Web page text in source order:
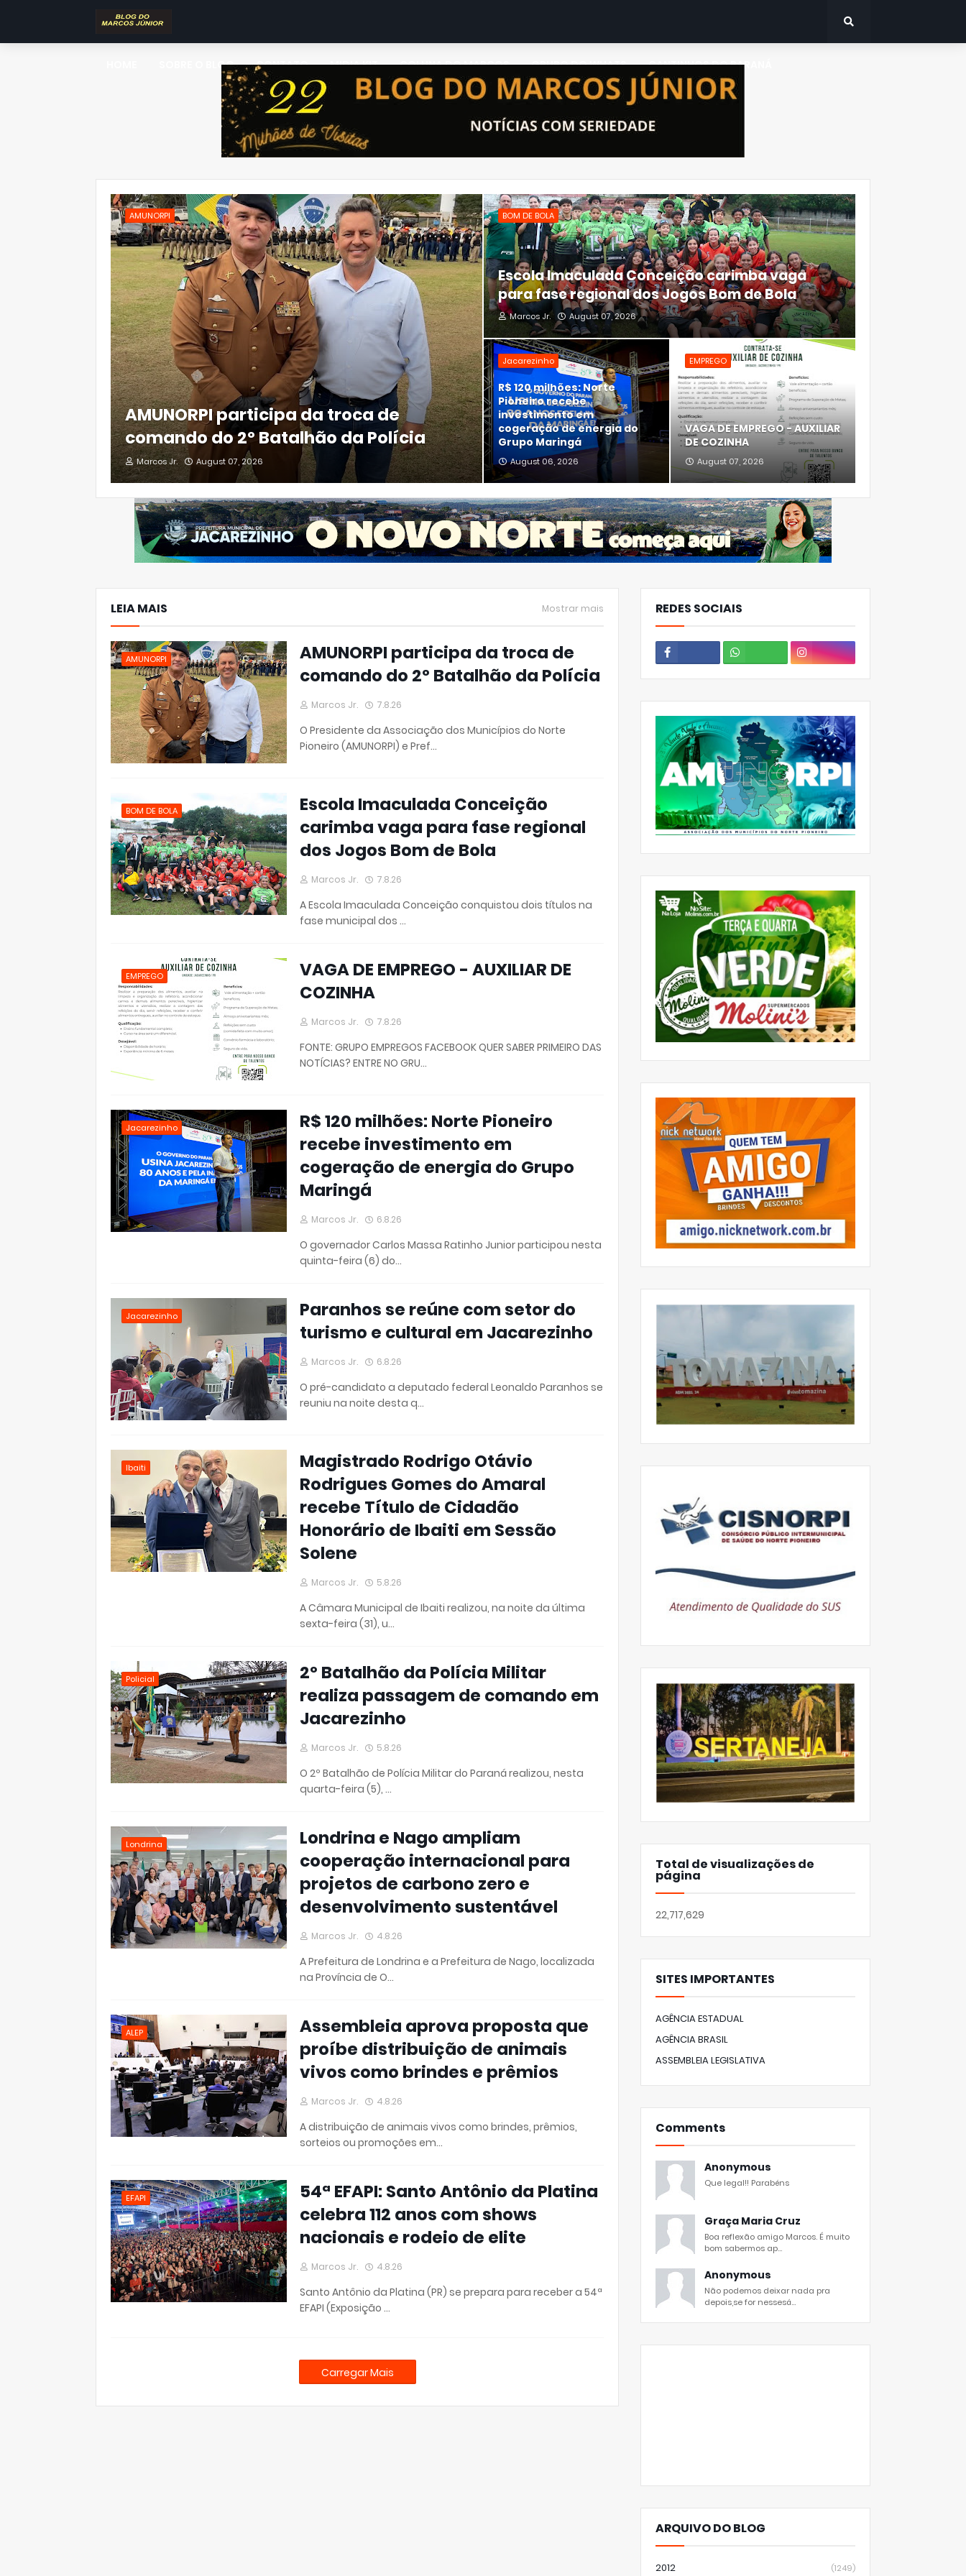
SOBRE O BLOG CONTATO MIDIA KIT COLUNA DO MARCOS GRUPO DO WHATS CANTINHOS DO PARANÁ
AMUNORPI
AMUNORPI participa da troca de
comando do 2º Batalhão da Polícia
Marcos Jr. August 07, 2026
BOM DE BOLA
Escola Imaculada Conceição carimba vaga
para fase regional dos Jogos Bom de Bola
Marcos Jr. August 07, 2026
EMPREGO
VAGA DE EMPREGO - AUXILIAR
DE COZINHA
August 07, 2026
Jacarezinho
R$ 120 milhões: Norte
Pioneiro recebe
investimento em
cogeração de energia do
Grupo Maringá
August 06, 2026
LEIA MAIS Mostrar mais
AMUNORPI
AMUNORPI participa da troca de
comando do 2º Batalhão da Polícia
Marcos Jr. 7.8.26
O Presidente da Associação dos Municípios do Norte
Pioneiro (AMUNORPI) e Pref…
BOM DE BOLA
Escola Imaculada Conceição
carimba vaga para fase regional
dos Jogos Bom de Bola
Marcos Jr. 7.8.26
A Escola Imaculada Conceição conquistou dois títulos na
fase municipal dos …
EMPREGO
VAGA DE EMPREGO - AUXILIAR DE
COZINHA
Marcos Jr. 7.8.26
FONTE: GRUPO EMPREGOS FACEBOOK QUER SABER PRIMEIRO DAS
NOTÍCIAS? ENTRE NO GRU…
Jacarezinho
R$ 120 milhões: Norte Pioneiro
recebe investimento em
cogeração de energia do Grupo
Maringá
Marcos Jr. 6.8.26
O governador Carlos Massa Ratinho Junior participou nesta
quinta-feira (6) do…
Jacarezinho
Paranhos se reúne com setor do
turismo e cultural em Jacarezinho
Marcos Jr. 6.8.26
O pré-candidato a deputado federal Leonaldo Paranhos se
reuniu na noite desta q…
Ibaiti
Magistrado Rodrigo Otávio
Rodrigues Gomes do Amaral
recebe Título de Cidadão
Honorário de Ibaiti em Sessão
Solene
Marcos Jr. 5.8.26
A Câmara Municipal de Ibaiti realizou, na noite da última
sexta-feira (31), u…
Policial
2º Batalhão da Polícia Militar
realiza passagem de comando em
Jacarezinho
Marcos Jr. 5.8.26
O 2º Batalhão de Polícia Militar do Paraná realizou, nesta
quarta-feira (5), …
Londrina
Londrina e Nago ampliam
cooperação internacional para
projetos de carbono zero e
desenvolvimento sustentável
Marcos Jr. 4.8.26
A Prefeitura de Londrina e a Prefeitura de Nago, localizada
na Província de O…
ALEP
Assembleia aprova proposta que
proíbe distribuição de animais
vivos como brindes e prêmios
Marcos Jr. 4.8.26
A distribuição de animais vivos como brindes, prêmios,
sorteios ou promoções em…
EFAPI
54ª EFAPI: Santo Antônio da Platina
celebra 112 anos com shows
nacionais e rodeio de elite
Marcos Jr. 4.8.26
Santo Antônio da Platina (PR) se prepara para receber a 54ª
EFAPI (Exposição …
Carregar Mais
REDES SOCIAIS
Total de visualizações de
página
22,717,629
SITES IMPORTANTES
AGÊNCIA ESTADUAL
AGÊNCIA BRASIL
ASSEMBLEIA LEGISLATIVA
Comments
Anonymous
Que legal!! Parabéns
Graça Maria Cruz
Boa reflexão amigo Marcos. É muito
bom sabermos ap...
Anonymous
Não podemos deixar nada pra
depois,se for nessesá...
ARQUIVO DO BLOG
2012 (1249)